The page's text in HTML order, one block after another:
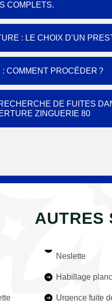
COMPLETS.
: LE CHOIX D’UN
COMMENT PROCÉDER ?
DE FUITES
ZINGUERIE 80
AUTRES
Neslette
Habillage
Urgence fuite